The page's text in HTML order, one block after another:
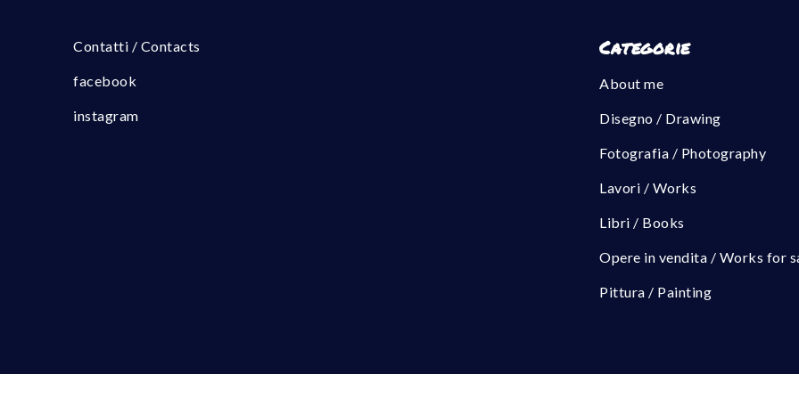
Contatti / Contacts
facebook
instagram
Categorie
About me
Disegno / Drawing
Fotografia / Photography
Lavori / Works
Libri / Books
Opere in vendita / Works for
Pittura / Painting